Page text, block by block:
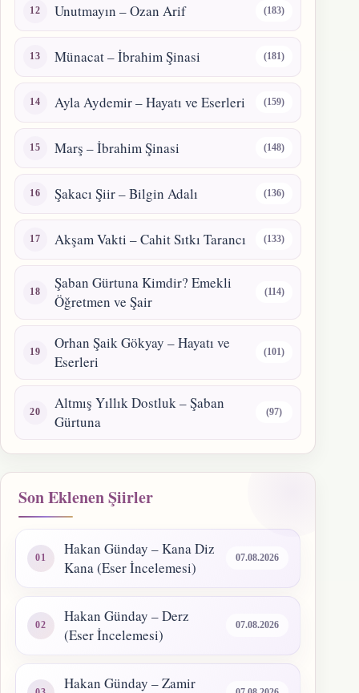
Unutmayın – Ozan Arif (183)
Münacat – İbrahim Şinasi (181)
Ayla Aydemir – Hayatı ve Eserleri (159)
Marş – İbrahim Şinasi (148)
Şakacı Şiir – Bilgin Adalı (136)
Akşam Vakti – Cahit Sıtkı Tarancı (133)
Şaban Gürtuna Kimdir? Emekli
Öğretmen ve Şair
(114)
Orhan Şaik Gökyay – Hayatı ve
Eserleri
(101)
Altmış Yıllık Dostluk – Şaban
Gürtuna
(97)
Son Eklenen Şiirler
Hakan Günday – Kana Diz
Kana (Eser İncelemesi)
07.08.2026
Hakan Günday – Derz
(Eser İncelemesi)
07.08.2026
Hakan Günday – Zamir